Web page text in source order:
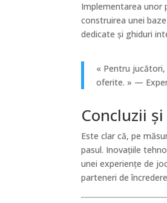
Implementarea unor
construirea unei
dedicate și ghiduri
« Pentru
oferite. » —
Concluzii
Este clar că, pe
pasul. Inovațiile
unei experiențe de
parteneri de